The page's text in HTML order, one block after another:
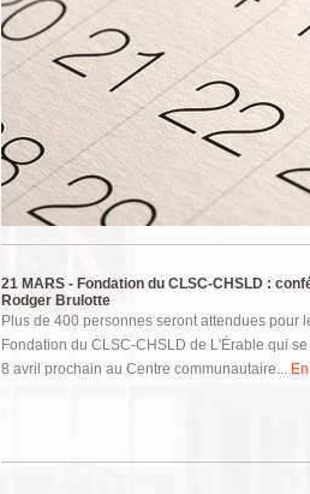
21 MARS - Fondation du CLSC-CHSLD :
Rodger Brulotte
Plus de 400 personnes seront attendues pour
Fondation du CLSC-CHSLD de L'Érable qui
8 avril prochain au Centre communautaire...
Pages